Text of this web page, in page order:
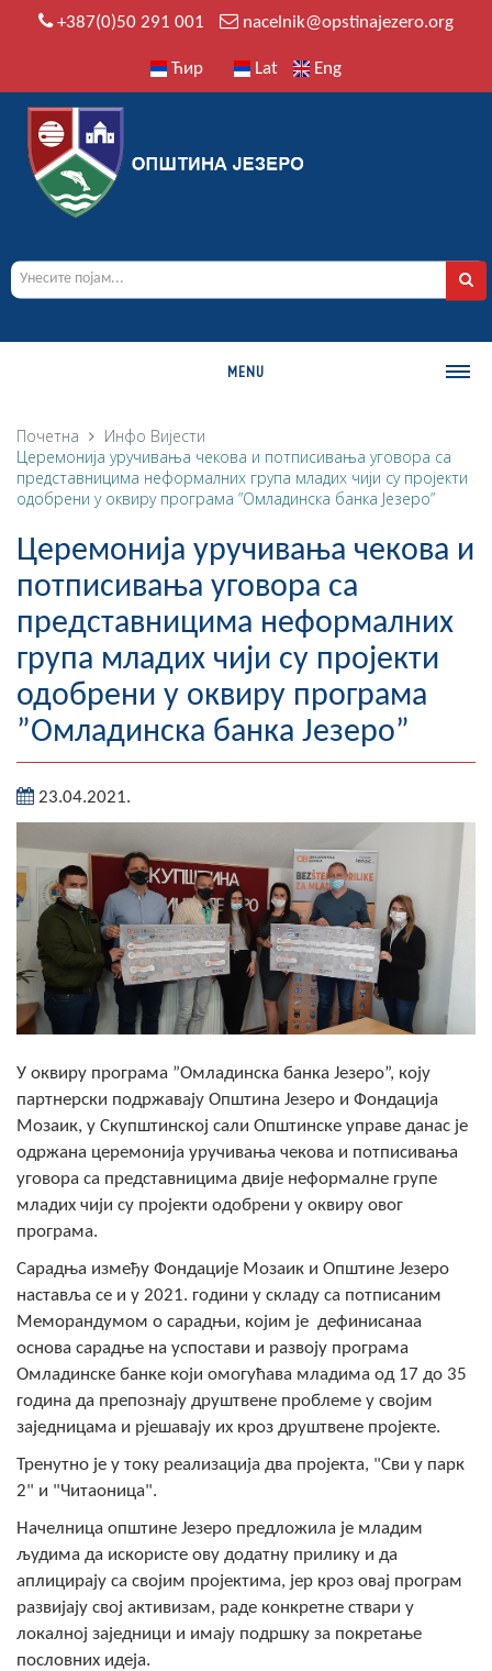
+387(0)50 291 001 nacelnik@opstinajezero.org
Ћир Lat Eng
MENU
О ОПШТИНИ
Историја
Насељена мјеста
Занимљивости
Фотогалерија
НАЧЕЛНИК
О Начелнику
Замјеник начелника
Извјештај о раду начелника
СКУПШТИНА
Статут Општине
Скупштинско вијеће општине језеро
Састав Скупштине
Службени Гласници
ОПШТИНСКА УПРАВА
ИНФО
Активности
Јавни позиви
Обавјештења
COVID 19
Геоистраживања
ФИНАНСИЈЕ
ПРИВРЕДА
Почетна Инфо Вијести
Церемонија уручивања чекова и потписивања уговора са
представницима неформалних група младих чији су пројекти
одобрени у оквиру програма ”Омладинска банка Језеро”
Церемонија уручивања чекова и
потписивања уговора са
представницима неформалних
група младих чији су пројекти
одобрени у оквиру програма
”Омладинска банка Језеро”
23.04.2021.
У оквиру програма ”Омладинска банка Језеро”, коју
партнерски подржавају Општина Језеро и Фондација
Мозаик, у Скупштинској сали Општинске управе данас је
одржана церемонија уручивања чекова и потписивања
уговора са представницима двије неформалне групе
младих чији су пројекти одобрени у оквиру овог
програма.
Сарадња између Фондације Мозаик и Општине Језеро
наставља се и у 2021. години у складу са потписаним
Меморандумом о сарадњи, којим је дефинисанаа
основа сарадње на успостави и развоју програма
Омладинске банке који омогућава младима од 17 до 35
година да препознају друштвене проблеме у својим
заједницама и рјешавају их кроз друштвене пројекте.
Тренутно је у току реализација два пројекта, "Сви у парк
2" и "Читаоница".
Начелница општине Језеро предложила је младим
људима да искористе ову додатну прилику и да
аплицирају са својим пројектима, јер кроз овај програм
развијају свој активизам, раде конкретне ствари у
локалној заједници и имају подршку за покретање
пословних идеја.